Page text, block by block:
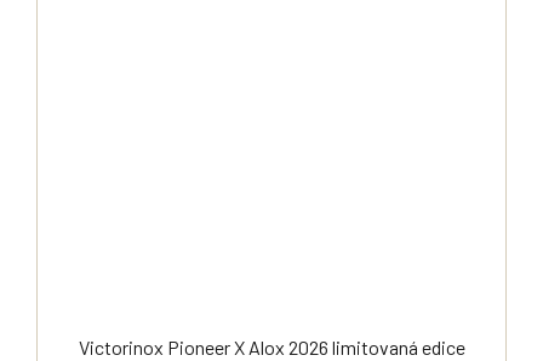
Victorinox Pioneer X Alox 2026 limitovaná edice